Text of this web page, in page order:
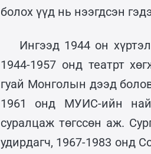
болох үүд нь нээгдсэн
Ингээд 1944 он
1944-1957 онд театрт
гуай Монголын дээд
1961 онд МУИС-ийн
суралцаж төгссөн аж.
удирдагч, 1967-1983 онд